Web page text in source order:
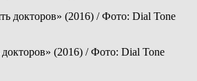
(2016) / Фото: Dial Tone